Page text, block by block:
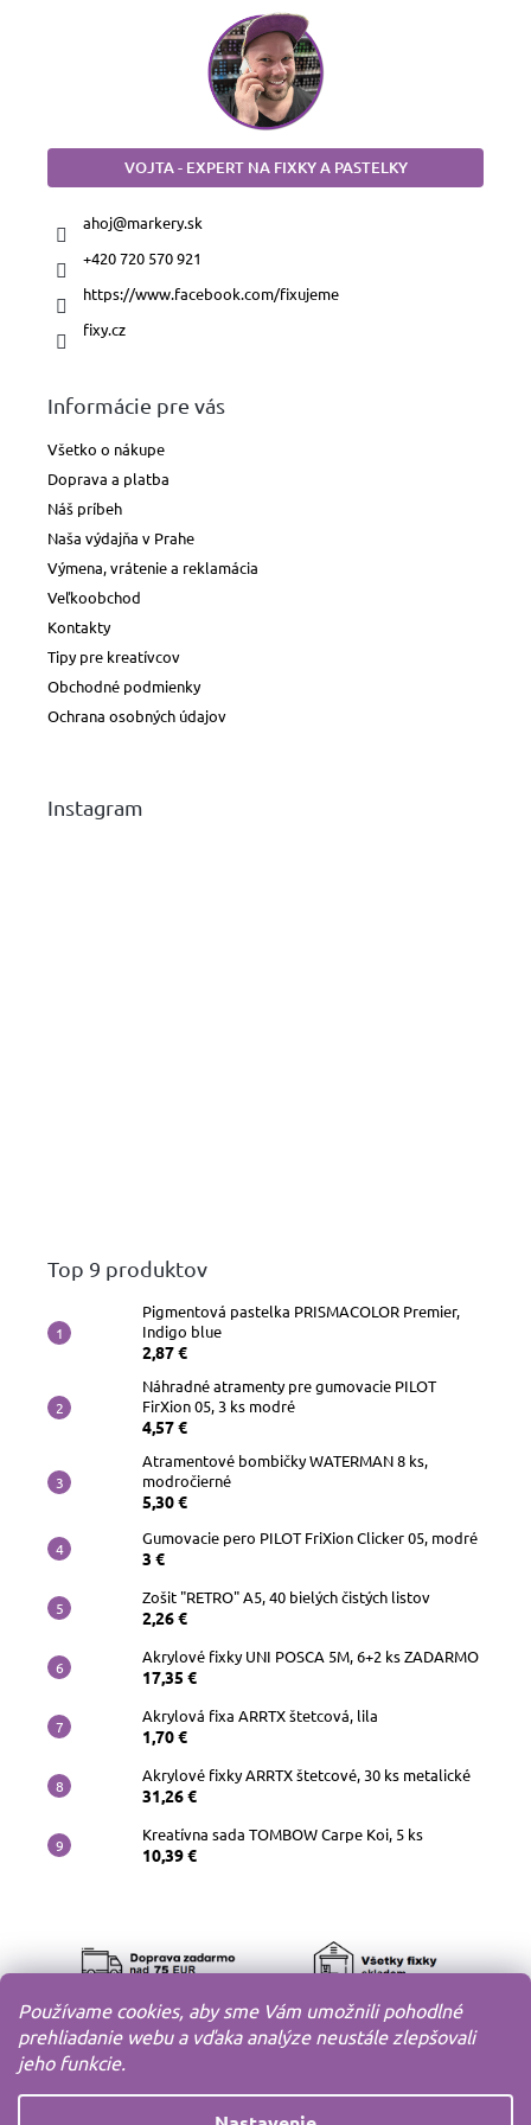
Používame cookies, aby sme Vám umožnili pohodlné
prehliadanie webu a vďaka analýze neustále zlepšovali
jeho funkcie.
VOJTA - EXPERT NA FIXKY A PASTELKY
ahoj@markery.sk
+420 720 570 921
https://www.facebook.com/fixujeme
fixy.cz
Informácie pre vás
Všetko o nákupe
Doprava a platba
Náš príbeh
Naša výdajňa v Prahe
Výmena, vrátenie a reklamácia
Veľkoobchod
Kontakty
Tipy pre kreatívcov
Obchodné podmienky
Ochrana osobných údajov
Instagram
Top 9 produktov
Pigmentová pastelka PRISMACOLOR Premier,
Indigo blue
2,87 €
Náhradné atramenty pre gumovacie PILOT
FirXion 05, 3 ks modré
4,57 €
Atramentové bombičky WATERMAN 8 ks,
modročierné
5,30 €
Gumovacie pero PILOT FriXion Clicker 05, modré
3 €
Zošit "RETRO" A5, 40 bielých čistých listov
2,26 €
Akrylové fixky UNI POSCA 5M, 6+2 ks ZADARMO
17,35 €
Akrylová fixa ARRTX štetcová, lila
1,70 €
Akrylové fixky ARRTX štetcové, 30 ks metalické
31,26 €
Kreatívna sada TOMBOW Carpe Koi, 5 ks
10,39 €